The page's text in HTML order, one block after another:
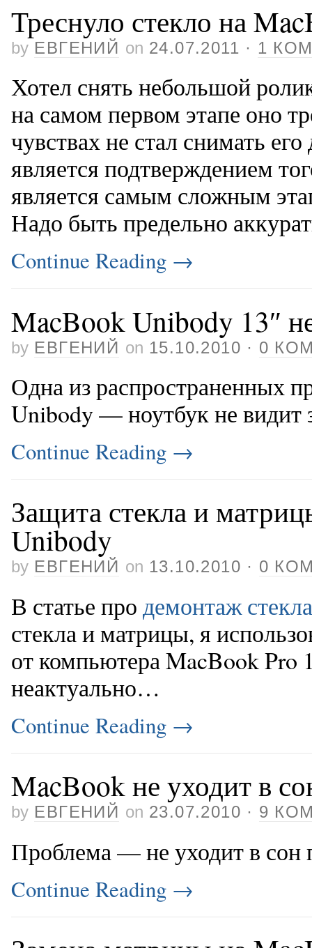
Треснуло стекло на
by ЕВГЕНИЙ on 24.07.2011 · 1
Хотел снять небольшой
на самом первом этапе оно
чувствах не стал снимать
является подтверждением
является самым сложным
Надо быть предельно
Continue Reading →
MacBook Unibody 13″
by ЕВГЕНИЙ on 15.10.2010 · 0
Одна из распространенных
Unibody — ноутбук не видит
Continue Reading →
Защита стекла и
Unibody
by ЕВГЕНИЙ on 13.10.2010 · 0
В статье продемонтаж стекла
стекла и матрицы, я
от компьютера MacBook Pro
неактуально…
Continue Reading →
MacBook не уходит в
by ЕВГЕНИЙ on 23.07.2010 · 9
Проблема — не уходит в
Continue Reading →